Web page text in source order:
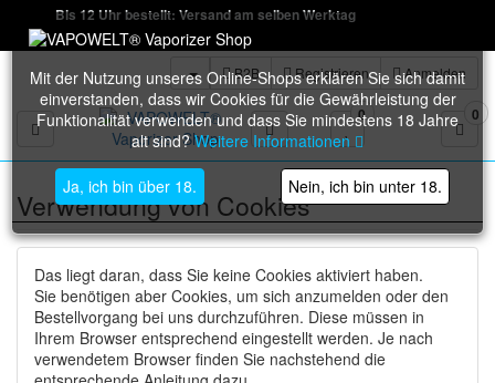
Bis 12 Uhr bestellt: Versand am selben Werktag
B2B Registrieren Anmelden
Toggle navigation
0 0
Mit der Nutzung unseres Online-Shops erklären Sie sich damit
einverstanden, dass wir Cookies für die Gewährleistung der
Funktionalität verwenden und dass Sie mindestens 18 Jahre
alt sind?Weitere Informationen
Ja, ich bin über 18. Nein, ich bin unter 18.
Verwendung von Cookies
Das liegt daran, dass Sie keine Cookies aktiviert haben.
Sie benötigen aber Cookies, um sich anzumelden oder den
Bestellvorgang bei uns durchzuführen. Diese müssen in
Ihrem Browser entsprechend eingestellt werden. Je nach
verwendetem Browser finden Sie nachstehend die